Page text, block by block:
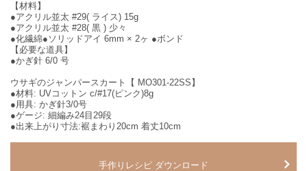
【材料】
●アクリル並太 #29( ライス) 15g
●アクリル並太 #28( 黒 ) 少々
●化繊綿●ソリッドアイ 6mm × 2ヶ ●ボンド
【必要な道具】
●かぎ針 6/0 号
ウサギのジャンパースカート【 MO301-22SS】
●材料: UVコットン c/#17(ピンク)8g
●用具: かぎ針3/0号
●ゲージ: 細編み24目29段
●出来上がり寸法:裾まわり20cm 着丈10cm
手作りレシピ ダウンロード